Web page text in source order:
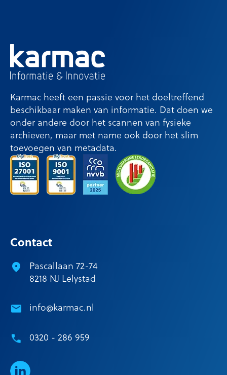
Karmac heeft een passie voor het doeltreffend
beschikbaar maken van informatie. Dat doen we
onder andere door het scannen van fysieke
archieven, maar met name ook door het slim
toevoegen van metadata.
Contact
Pascallaan 72-74
8218 NJ Lelystad
info@karmac.nl
0320 - 286 959
LinkedIn